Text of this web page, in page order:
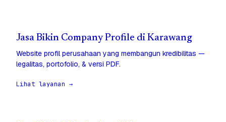
Jasa Bikin Company Profile di Karawang
Website profil perusahaan yang membangun kredibilitas —
legalitas, portofolio, & versi PDF.
Lihat layanan →